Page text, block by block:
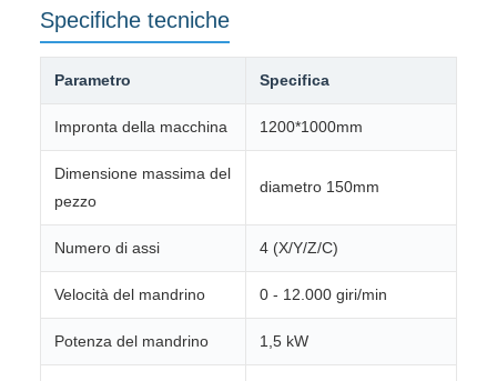
Specifiche tecniche
Parametro Specifica
Impronta della macchina 1200*1000mm
Dimensione massima del
pezzo
diametro 150mm
Numero di assi 4 (X/Y/Z/C)
Velocità del mandrino 0 - 12.000 giri/min
Potenza del mandrino 1,5 kW